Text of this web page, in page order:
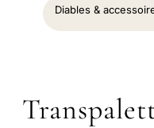
Diables &